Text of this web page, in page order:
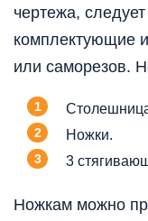
чертежа,
комплектующие
или саморезов.
Ножки.
3
Ножкам можно